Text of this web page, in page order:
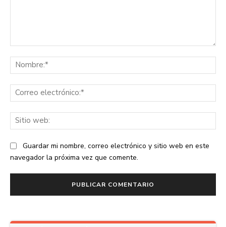
Guardar mi nombre, correo electrónico y sitio web en este
navegador la próxima vez que comente.